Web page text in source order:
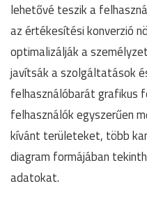
lehetővé teszik a
az értékesítési konverzió
optimalizálják a
javítsák a szolgáltatások
felhasználóbarát grafikus
felhasználók egyszerűen
kívánt területeket, több
diagram formájában
adatokat.